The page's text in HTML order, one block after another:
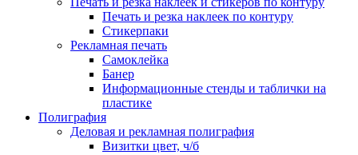
Печать и резка наклеек по контуру
Стикерпаки
Рекламная печать
Самоклейка
Банер
Информационные стенды и таблички на
пластике
Полиграфия
Деловая и рекламная полиграфия
Визитки цвет, ч/б